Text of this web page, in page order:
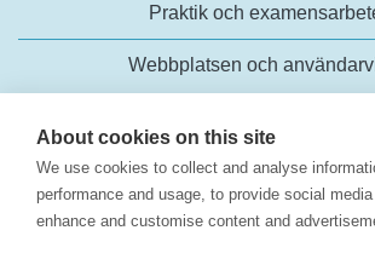
About cookies on this site
We use cookies to collect and analyse
performance and usage, to provide social
enhance and customise content and
Praktik och
Webbplatsen och